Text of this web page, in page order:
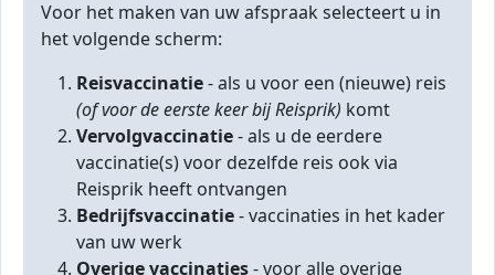
Voor het maken van uw afspraak selecteert u in
het volgende scherm:
Reisvaccinatie- als u voor een (nieuwe) reis
(of voor de eerste keer bij Reisprik) komt
Vervolgvaccinatie- als u de eerdere
vaccinatie(s) voor dezelfde reis ook via
Reisprik heeft ontvangen
Bedrijfsvaccinatie- vaccinaties in het kader
van uw werk
Overige vaccinaties- voor alle overige